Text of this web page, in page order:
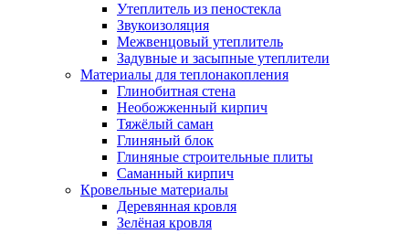
Утеплитель из пеностекла
Звукоизоляция
Межвенцовый утеплитель
Задувные и засыпные утеплители
Материалы для теплонакопления
Глинобитная стена
Необожженный кирпич
Тяжёлый саман
Глиняный блок
Глиняные строительные плиты
Саманный кирпич
Кровельные материалы
Деревянная кровля
Зелёная кровля